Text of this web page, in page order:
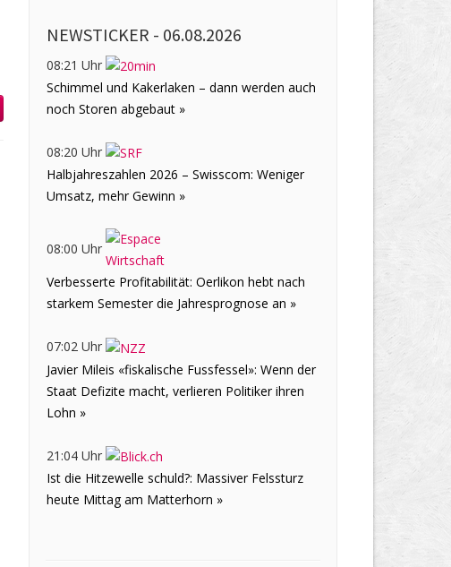
NEWSTICKER - 06.08.2026
08:21 Uhr
Schimmel und Kakerlaken – dann werden auch
noch Storen abgebaut »
08:20 Uhr
Halbjahreszahlen 2026 – Swisscom: Weniger
Umsatz, mehr Gewinn »
08:00 Uhr
Verbesserte Profitabilität: Oerlikon hebt nach
starkem Semester die Jahresprognose an »
07:02 Uhr
Javier Mileis «fiskalische Fussfessel»: Wenn der
Staat Defizite macht, verlieren Politiker ihren
Lohn »
21:04 Uhr
Ist die Hitzewelle schuld?: Massiver Felssturz
heute Mittag am Matterhorn »